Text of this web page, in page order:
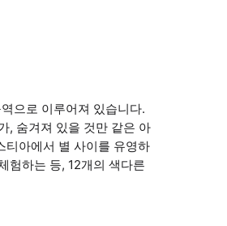
으로 이루어져 있습니다.
, 숨겨져 있을 것만 같은 아
티아에서 별 사이를 유영하
험하는 등, 12개의 색다른